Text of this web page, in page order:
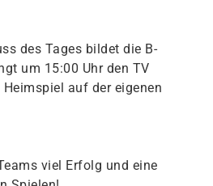
des Tages bildet die B-
um 15:00 Uhr den TV
auf der eigenen
viel Erfolg und eine